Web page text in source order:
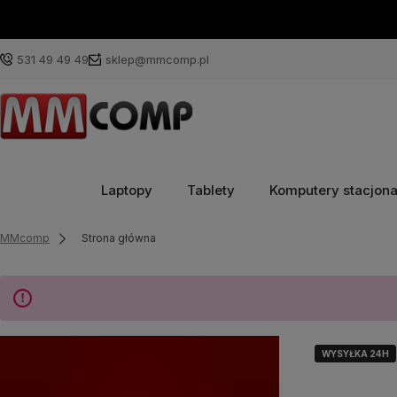
531 49 49 49 sklep@mmcomp.pl
Laptopy Tablety Komputery
MMcomp Strona główna
WYSYŁKA 24H
WYSYŁKA 24H